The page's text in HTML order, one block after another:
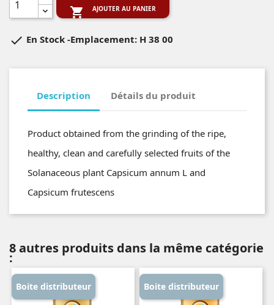
 AJOUTER AU PANIER
 En Stock -Emplacement: H 38 00
Description Détails du produit
Product obtained from the grinding of the ripe,
healthy, clean and carefully selected fruits of the
Solanaceous plant Capsicum annum L and
Capsicum frutescens
8 autres produits dans la même catégorie
:
Boite distributeur Boite distributeur